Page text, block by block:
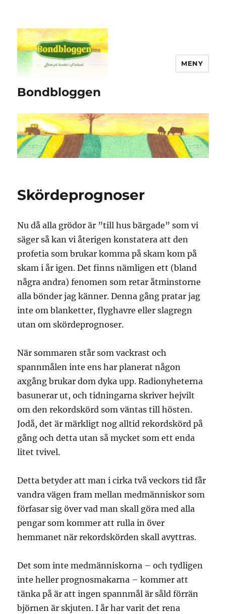
Bondbloggen
MENY
Skördeprognoser
Nu då alla grödor är ”till hus bärgade” som vi
säger så kan vi återigen konstatera att den
profetia som brukar komma på skam kom på
skam i år igen. Det finns nämligen ett (bland
några andra) fenomen som retar åtminstorne
alla bönder jag känner. Denna gång pratar jag
inte om blanketter, flyghavre eller slagregn
utan om skördeprognoser.
När sommaren står som vackrast och
spannmålen inte ens har planerat någon
axgång brukar dom dyka upp. Radionyheterna
basunerar ut, och tidningarna skriver hejvilt
om den rekordskörd som väntas till hösten.
Jodå, det är märkligt nog alltid rekordskörd på
gång och detta utan så mycket som ett enda
litet tvivel.
Detta betyder att man i cirka två veckors tid får
vandra vägen fram mellan medmänniskor som
förfasar sig över vad man skall göra med alla
pengar som kommer att rulla in över
hemmanet när rekordskörden skall avyttras.
Det som inte medmänniskorna – och tydligen
inte heller prognosmakarna – kommer att
tänka på är att ingen spannmål är såld förrän
björnen är skjuten. I år har varit det rena